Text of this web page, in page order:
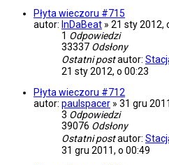
Płyta wieczoru #715
autor: InDaBeat » 21 sty 2012,
1 Odpowiedzi
33337 Odsłony
Ostatni postautor:
21 sty 2012, o 00:23
Płyta wieczoru #712
autor: paulspacer » 31 gru
3 Odpowiedzi
39076 Odsłony
Ostatni postautor:
31 gru 2011, o 00:49